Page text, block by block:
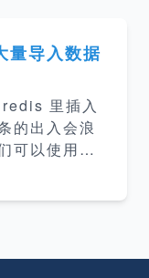
内存申
s_free 内存
导入数据
里插入
的出入会浪
可以使用管
6379 +